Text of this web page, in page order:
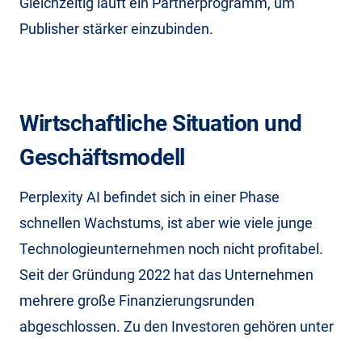
Publisher stärker einzubinden.
Wirtschaftliche Situation und
Geschäftsmodell
Perplexity AI befindet sich in einer Phase
schnellen Wachstums, ist aber wie viele junge
Technologieunternehmen noch nicht profitabel.
Seit der Gründung 2022 hat das Unternehmen
mehrere große Finanzierungsrunden
abgeschlossen. Zu den Investoren gehören unter